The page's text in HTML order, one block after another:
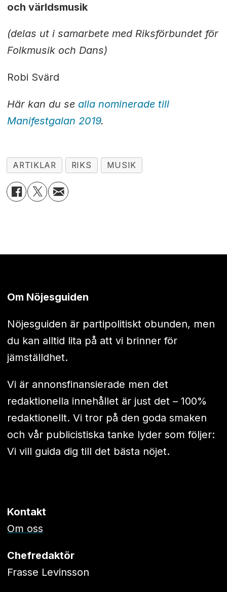
och världsmusik
(delas ut i samarbete med Riksförbundet för
Folkmusik och Dans)
Robi Svärd
Här kan du se alla nominerade till
Manifestgalan 2019.
ARTIKLAR RIKS MUSIK
Om Nöjesguiden
Nöjesguiden är partipolitiskt obunden, men
du kan alltid lita på att vi brinner för
jämställdhet.
Vi är annonsfinansierade men det
redaktionella innehållet är just det – 100%
redaktionellt. Vi tror på den goda smaken
och vår publicistiska tanke lyder som följer:
Vi vill guida dig till det bästa nöjet.
Kontakt
Om oss
Chefredaktör
Frasse Levinsson